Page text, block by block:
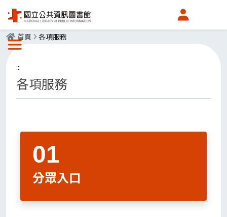
會員中心
選單按鈕
首頁 各項服務
:::
各項服務
分眾入口